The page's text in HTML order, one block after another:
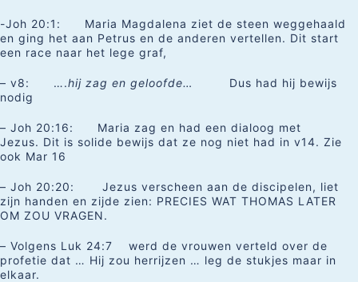
-Joh 20:1: Maria Magdalena ziet de steen weggehaald
en ging het aan Petrus en de anderen vertellen. Dit start
een race naar het lege graf,
– v8: ….hij zag en geloofde…
Dus had hij bewijs
nodig
– Joh 20:16: Maria zag en had een dialoog met
Jezus. Dit is solide bewijs dat ze nog niet had in v14. Zie
ook Mar 16
– Joh 20:20: Jezus verscheen aan de discipelen, liet
zijn handen en zijde zien: PRECIES WAT THOMAS LATER
OM ZOU VRAGEN.
– Volgens Luk 24:7 werd de vrouwen verteld over de
profetie dat … Hij zou herrijzen … leg de stukjes maar in
elkaar.